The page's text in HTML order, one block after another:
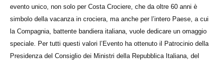
evento unico, non solo per Costa Crociere, che da oltre 60 anni è
simbolo della vacanza in crociera, ma anche per l’intero Paese, a cui
la Compagnia, battente bandiera italiana, vuole dedicare un omaggio
speciale. Per tutti questi valori l’Evento ha ottenuto il Patrocinio della
Presidenza del Consiglio dei Ministri della Repubblica Italiana, del